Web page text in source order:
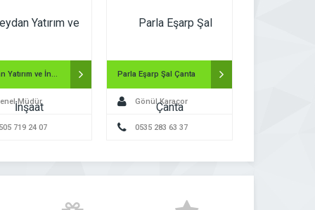
Meydan Yatırım ve İnşaat
Müdür
719 24 07
Parla Eşarp Şal Çanta
Gönül Karaçor
0535 283 63 37